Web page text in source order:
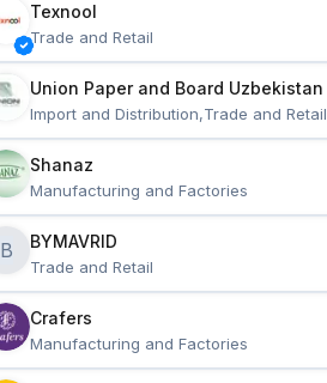
Texnool
Trade and Retail
Union Paper and Board Uzbekistan
Import and Distribution,Trade and Retail
Shanaz
Manufacturing and Factories
B BYMAVRID
Trade and Retail
Crafers
Manufacturing and Factories